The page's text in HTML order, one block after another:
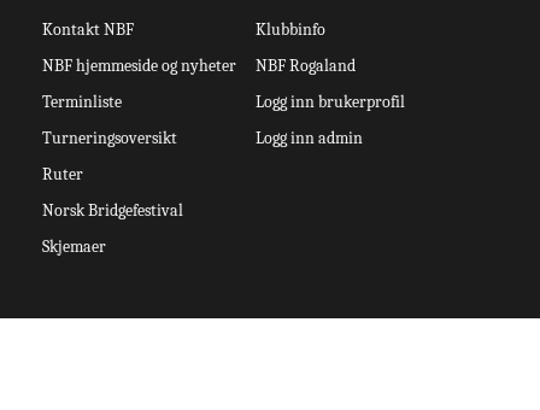
Kontakt NBF
NBF hjemmeside og nyheter
Terminliste
Turneringsoversikt
Ruter
Norsk Bridgefestival
Skjemaer
Klubbinfo
NBF Rogaland
Logg inn brukerprofil
Logg inn admin